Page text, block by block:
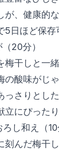
が、健康的
5日ほど保存
20分）
梅干しと一
の酸味がじ
っさりとし
立にぴった
し和え（10
刻んだ梅干